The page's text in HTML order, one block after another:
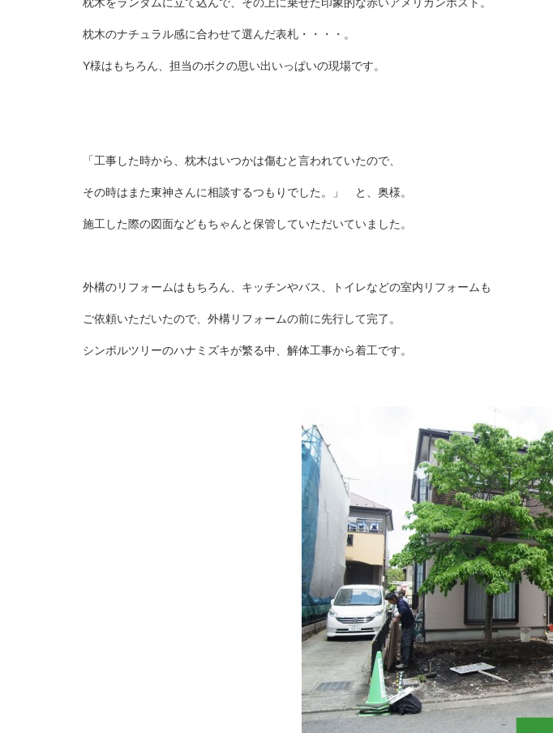
枕木のナチュラル感に合わせて選んだ表札・・・・。
Y様はもちろん、担当のボクの思い出いっぱいの現場です。
「工事した時から、枕木はいつかは傷むと言われていたので、
その時はまた東神さんに相談するつもりでした。」 と、奥様。
施工した際の図面などもちゃんと保管していただいていました。
外構のリフォームはもちろん、キッチンやバス、トイレなどの室内リフォームも
ご依頼いただいたので、外構リフォームの前に先行して完了。
シンボルツリーのハナミズキが繁る中、解体工事から着工です。